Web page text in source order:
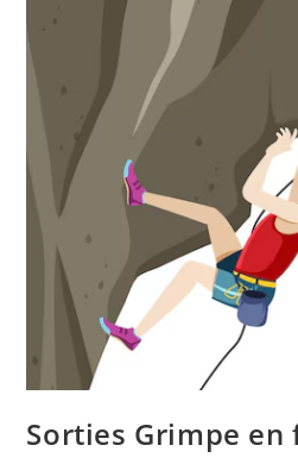
Sorties Grimpe en